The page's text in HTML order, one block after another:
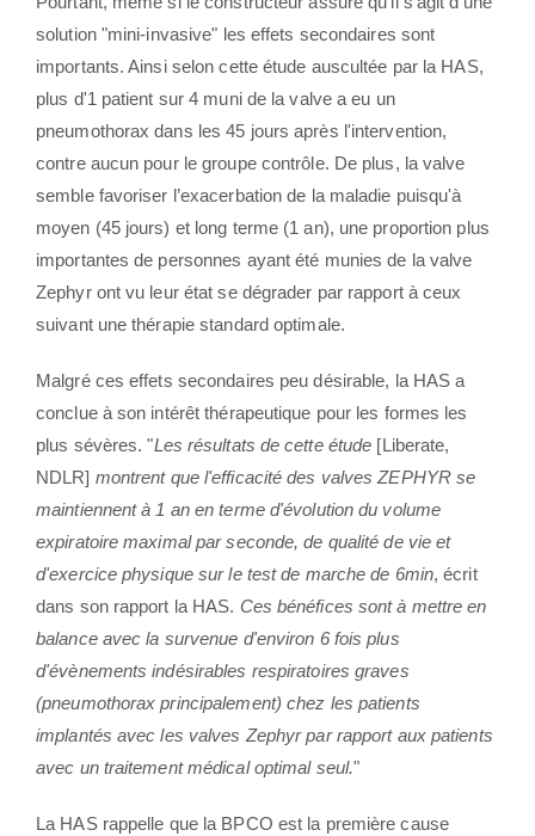
solution "mini-invasive" les effets secondaires sont
importants. Ainsi selon cette étude auscultée par la HAS,
plus d'1 patient sur 4 muni de la valve a eu un
pneumothorax dans les 45 jours après l'intervention,
contre aucun pour le groupe contrôle. De plus, la valve
semble favoriser l’exacerbation de la maladie puisqu'à
moyen (45 jours) et long terme (1 an), une proportion plus
importantes de personnes ayant été munies de la valve
Zephyr ont vu leur état se dégrader par rapport à ceux
suivant une thérapie standard optimale.
Malgré ces effets secondaires peu désirable, la HAS a
conclue à son intérêt thérapeutique pour les formes les
plus sévères. "Les résultats de cette étude [Liberate,
NDLR] montrent que l'efficacité des valves ZEPHYR se
maintiennent à 1 an en terme d'évolution du volume
expiratoire maximal par seconde, de qualité de vie et
d'exercice physique sur le test de marche de 6min, écrit
dans son rapport la HAS. Ces bénéfices sont à mettre en
balance avec la survenue d'environ 6 fois plus
d'évènements indésirables respiratoires graves
(pneumothorax principalement) chez les patients
implantés avec les valves Zephyr par rapport aux patients
avec un traitement médical optimal seul."
La HAS rappelle que la BPCO est la première cause